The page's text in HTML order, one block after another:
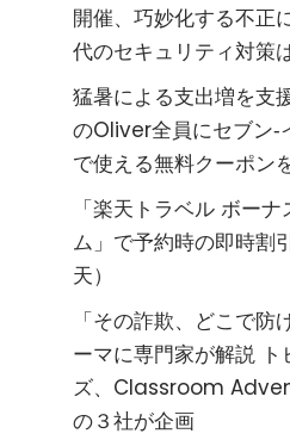
開催、巧妙化する不正
代のセキュリティ対策
猛暑による支出増を支
のOliver全員にセブン‐
で使える無料クーポン
「楽天トラベル ボーナ
ム」で予約時の即時割
天）
「その詐欺、どこで防
ーマに専門家が解説 ト
ズ、Classroom
の３社が企画